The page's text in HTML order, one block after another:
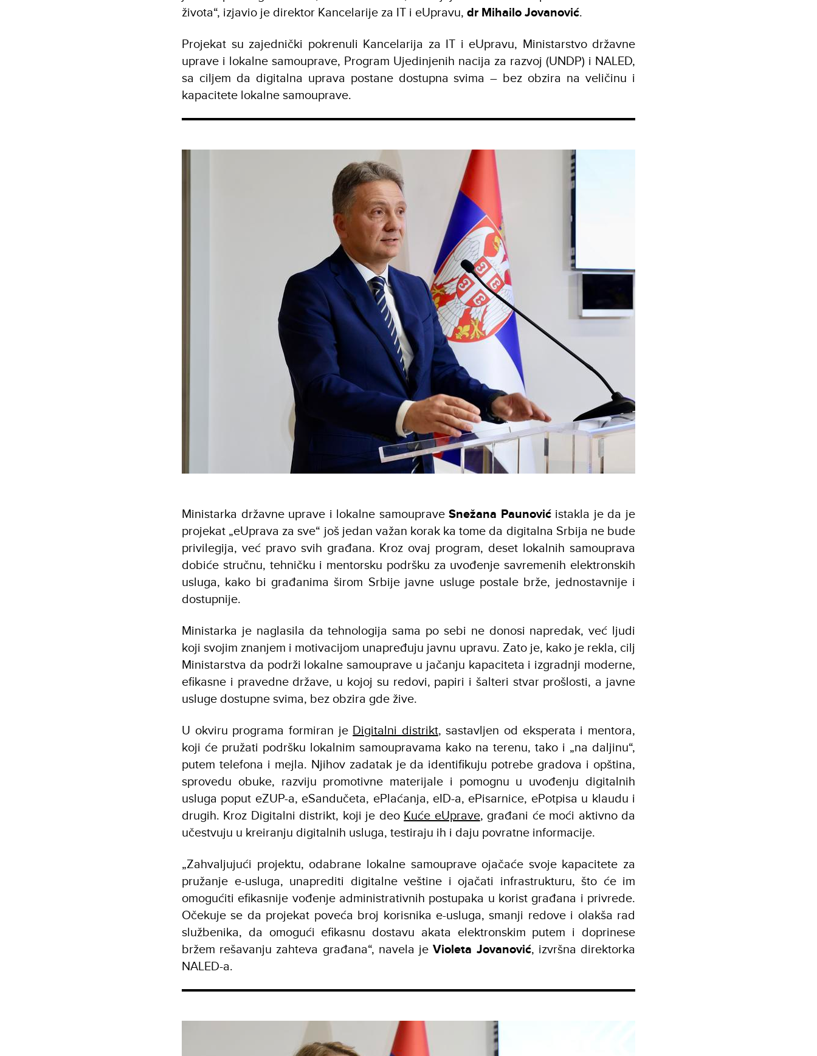
života“, izjavio je direktor Kancelarije za IT i eUpravu, dr Mihailo Jovanović.
Projekat su zajednički pokrenuli Kancelarija za IT i eUpravu, Ministarstvo državne
uprave i lokalne samouprave, Program Ujedinjenih nacija za razvoj (UNDP) i NALED,
sa ciljem da digitalna uprava postane dostupna svima – bez obzira na veličinu i
kapacitete lokalne samouprave.
Ministarka državne uprave i lokalne samoupraveSnežana Paunovićistakla je da je
projekat „eUprava za sve“ još jedan važan korak ka tome da digitalna Srbija ne bude
privilegija, već pravo svih građana. Kroz ovaj program, deset lokalnih samouprava
dobiće stručnu, tehničku i mentorsku podršku za uvođenje savremenih elektronskih
usluga, kako bi građanima širom Srbije javne usluge postale brže, jednostavnije i
dostupnije.
Ministarka je naglasila da tehnologija sama po sebi ne donosi napredak, već ljudi
koji svojim znanjem i motivacijom unapređuju javnu upravu. Zato je, kako je rekla, cilj
Ministarstva da podrži lokalne samouprave u jačanju kapaciteta i izgradnji moderne,
efikasne i pravedne države, u kojoj su redovi, papiri i šalteri stvar prošlosti, a javne
usluge dostupne svima, bez obzira gde žive.
U okviru programa formiran je Digitalni distrikt, sastavljen od eksperata i mentora,
koji će pružati podršku lokalnim samoupravama kako na terenu, tako i „na daljinu“,
putem telefona i mejla. Njihov zadatak je da identifikuju potrebe gradova i opština,
sprovedu obuke, razviju promotivne materijale i pomognu u uvođenju digitalnih
usluga poput eZUP-a, eSandučeta, ePlaćanja, eID-a, ePisarnice, ePotpisa u klaudu i
drugih. Kroz Digitalni distrikt, koji je deo Kuće eUprave, građani će moći aktivno da
učestvuju u kreiranju digitalnih usluga, testiraju ih i daju povratne informacije.
„Zahvaljujući projektu, odabrane lokalne samouprave ojačaće svoje kapacitete za
pružanje e-usluga, unaprediti digitalne veštine i ojačati infrastrukturu, što će im
omogućiti efikasnije vođenje administrativnih postupaka u korist građana i privrede.
Očekuje se da projekat poveća broj korisnika e-usluga, smanji redove i olakša rad
službenika, da omogući efikasnu dostavu akata elektronskim putem i doprinese
bržem rešavanju zahteva građana“, navela jeVioleta Jovanović, izvršna direktorka
NALED-a.